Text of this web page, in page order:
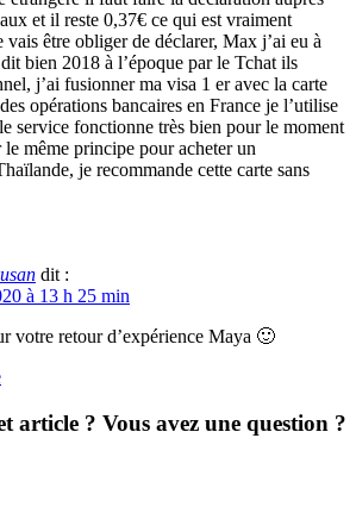
et il reste 0,37€ ce qui est vraiment
être obliger de déclarer, Max j’ai eu à
bien 2018 à l’époque par le Tchat ils
j’ai fusionner ma visa 1 er avec la carte
opérations bancaires en France je l’utilise
service fonctionne très bien pour le moment
le même principe pour acheter un
je recommande cette carte sans
dit :
à 13 h 25 min
votre retour d’expérience Maya 🙂
article ? Vous avez une question ?